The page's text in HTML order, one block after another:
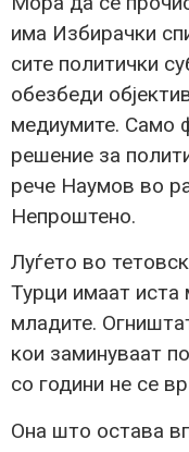
има Избирачки
сите политички
обезбеди
медиумите. Само
решение за
рече Наумов во
Непроштено.
Луѓето во
Турци имаат иста
младите.
кои заминуваат
со години не се
Она што остава